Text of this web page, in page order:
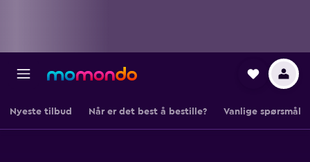
Nyeste tilbud Når er det best å bestille? Vanlige spørsmål